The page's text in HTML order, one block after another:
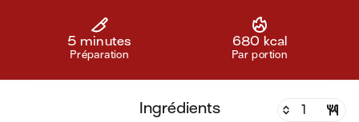
5 minutes
Préparation
680 kcal
Par portion
ingrédients